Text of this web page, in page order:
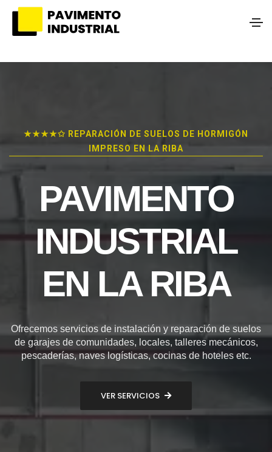
★★★★✩ REPARACIÓN DE SUELOS DE HORMIGÓN
IMPRESO EN LA RIBA
PAVIMENTO
INDUSTRIAL
EN LA RIBA
Ofrecemos servicios de instalación y reparación de suelos
de garajes de comunidades, locales, talleres mecánicos,
pescaderías, naves logísticas, cocinas de hoteles etc.
VER SERVICIOS